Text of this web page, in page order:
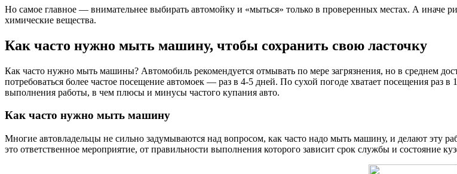
Но самое главное — внимательнее выбирать автомойку и «мыться» только в проверенных местах. А иначе
химические вещества.
Как часто нужно мыть машину, чтобы сохранить свою ласточку
Как часто нужно мыть машины? Автомобиль рекомендуется отмывать по мере загрязнения, но в среднем
потребоваться более частое посещение автомоек — раз в 4-5 дней. По сухой погоде хватает посещения раз
выполнения работы, в чем плюсы и минусы частого купания авто.
Как часто нужно мыть машину
Многие автовладельцы не сильно задумываются над вопросом, как часто надо мыть машину, и делают эту
это ответственное мероприятие, от правильности выполнения которого зависит срок службы и состояние